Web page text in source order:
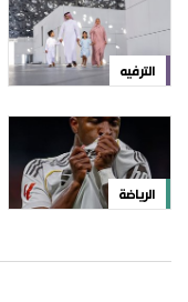
الترفيه
الرياضة